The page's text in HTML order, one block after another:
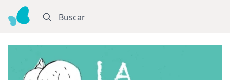
Buscar